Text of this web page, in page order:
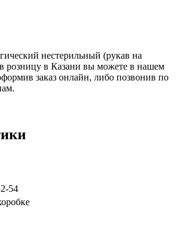
нестерильный (рукав на
розницу в Казани вы можете в нашем
заказ онлайн, либо позвонив по
54